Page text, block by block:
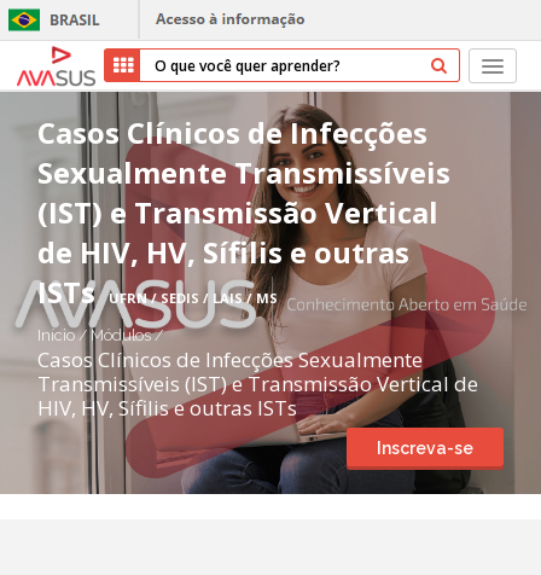
Início
Cursos
Parceiros
Sobre nós
Transparência
Repositório
Ajuda
Casos Clínicos de Infecções
Sexualmente Transmissíveis
(IST) e Transmissão Vertical
de HIV, HV, Sífilis e outras
ISTs UFRN / SEDIS / LAIS / MS
Início / Módulos/
Casos Clínicos de Infecções Sexualmente
Transmissíveis (IST) e Transmissão Vertical de
HIV, HV, Sífilis e outras ISTs
Inscreva-se